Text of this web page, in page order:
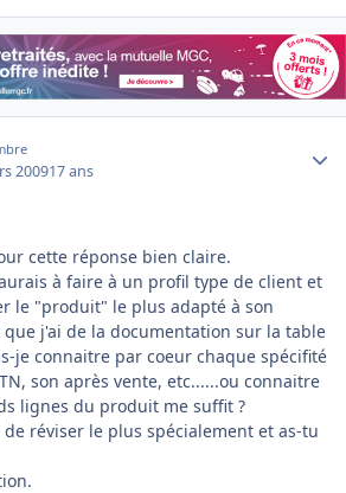
200917 ans
cette réponse bien claire.
à faire à un profil type de client et
le "produit" le plus adapté à son
que j'ai de la documentation sur la table
je connaitre par coeur chaque spécifité
son après vente, etc......ou connaitre
lignes du produit me suffit ?
réviser le plus spécialement et as-tu